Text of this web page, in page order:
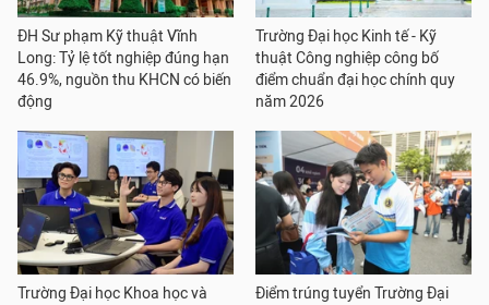
ĐH Sư phạm Kỹ thuật Vĩnh
Long: Tỷ lệ tốt nghiệp đúng hạn
46.9%, nguồn thu KHCN có biến
động
Trường Đại học Kinh tế - Kỹ
thuật Công nghiệp công bố
điểm chuẩn đại học chính quy
năm 2026
Trường Đại học Khoa học và
Điểm trúng tuyển Trường Đại